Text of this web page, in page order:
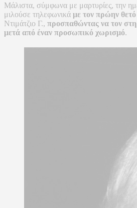
Μάλιστα, σύμφωνα με μαρτυρίες, την
μιλούσε τηλεφωνικά με τον πρώην θετό
Ντιμάτζιο Γ., προσπαθώντας να τον
μετά από έναν προσωπικό χωρισμό.